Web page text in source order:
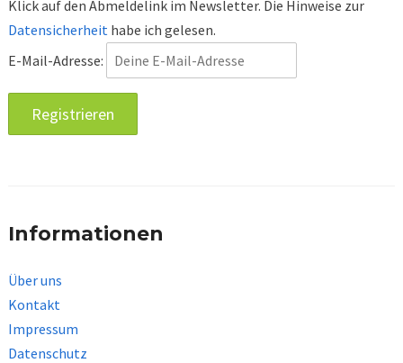
Klick auf den Abmeldelink im Newsletter. Die Hinweise zur
Datensicherheithabe ich gelesen.
E-Mail-Adresse:
Informationen
Über uns
Kontakt
Impressum
Datenschutz